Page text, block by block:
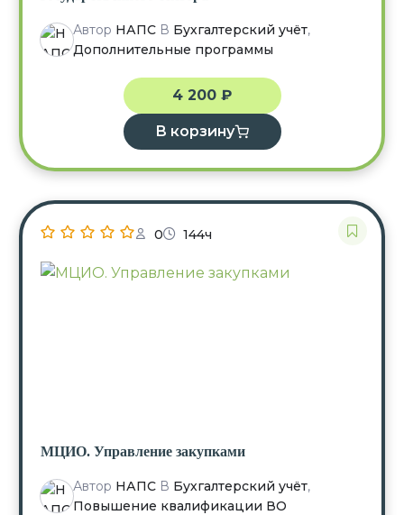
Автор НАПСВ Бухгалтерский учёт,
Дополнительные программы
4 200 ₽
В корзину
0 144ч
МЦИО. Управление закупками
Автор НАПСВ Бухгалтерский учёт,
Повышение квалификации ВО